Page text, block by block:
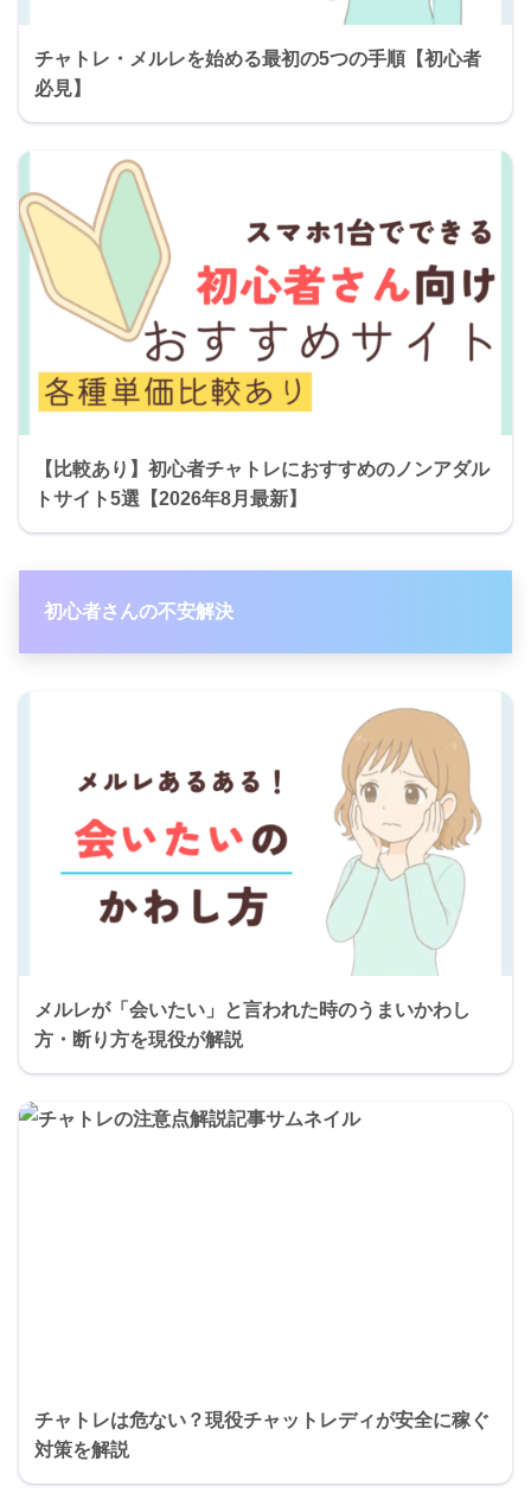
チャトレ・メルレを始める最初の5つの手順【初心者
必見】
【比較あり】初心者チャトレにおすすめのノンアダル
トサイト5選【2026年8月最新】
初心者さんの不安解決
メルレが「会いたい」と言われた時のうまいかわし
方・断り方を現役が解説
チャトレは危ない？現役チャットレディが安全に稼ぐ
対策を解説